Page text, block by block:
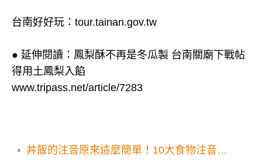
台南好好玩： tour.tainan.gov.tw
● 延伸閱讀：鳳梨酥不再是冬瓜製 台南關廟下戰帖
得用土鳳梨入餡
www.tripass.net/article/7283
丼飯的注音原來這麼簡單！10大食物注音揭